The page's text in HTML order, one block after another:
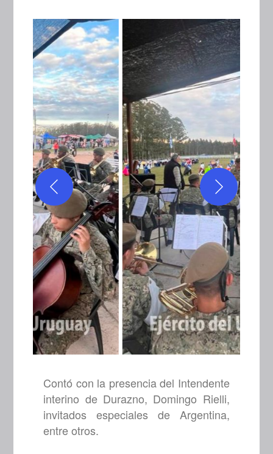
Contó con la presencia del Intendente
interino de Durazno, Domingo Rielli,
invitados especiales de Argentina,
entre otros.